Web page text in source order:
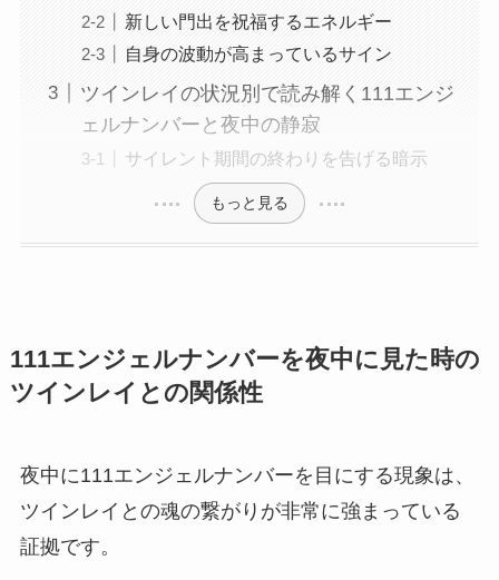
新しい門出を祝福するエネルギー
自身の波動が高まっているサイン
ツインレイの状況別で読み解く111エンジ
ェルナンバーと夜中の静寂
サイレント期間の終わりを告げる暗示
もっと見る
111エンジェルナンバーを夜中に見た時の
ツインレイとの関係性
夜中に111エンジェルナンバーを目にする現象は、
ツインレイとの魂の繋がりが非常に強まっている
証拠です。